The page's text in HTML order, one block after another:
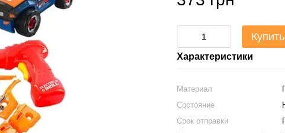
Купить
Характеристики
Материал
Состояние
Срок отправки